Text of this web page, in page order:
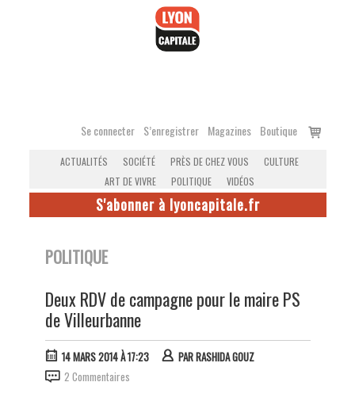
Se connecter S’enregistrer Magazines Boutique
Voir
ACTUALITÉS SOCIÉTÉ PRÈS DE CHEZ VOUS
CULTURE
ART DE VIVRE
POLITIQUE VIDÉOS
S'abonner à lyoncapitale.fr
POLITIQUE
Deux RDV de campagne pour le maire PS
de Villeurbanne
14 MARS 2014 À 17:23 PARRASHIDA GOUZ
2 Commentaires